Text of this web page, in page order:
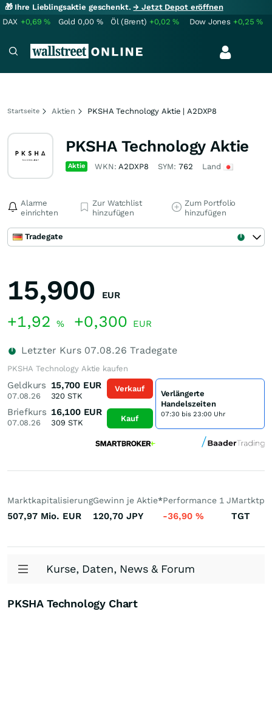
🎁 Ihre Lieblingsaktie geschenkt.→ Jetzt Depot eröffnen
DAX +0,69% Gold 0,00 % Öl (Brent) +0,02% Dow Jones +0,25%
Startseite Aktien PKSHA Technology Aktie | A2DXP8
PKSHA Technology Aktie
Aktie WKN:A2DXP8 SYM: 762 Land
Alarme
einrichten
Zur Watchlist
hinzufügen
Zum Portfolio
hinzufügen
Tradegate
15,900 EUR
+1,92 % +0,300 EUR
Letzter Kurs 07.08.26 Tradegate
PKSHA Technology Aktie kaufen
Geldkurs
07.08.26
15,700 EUR
320 STK
Briefkurs
07.08.26
16,100 EUR
309 STK
Verkauf
Kauf
Verlängerte
Handelszeiten
07:30 bis 23:00 Uhr
Marktkapitalisierung
507,97 Mio. EUR
Gewinn je Aktie*
120,70 JPY
Performance 1 J
-36,90 % TGT
Kurse, Daten, News & Forum
PKSHA Technology Chart